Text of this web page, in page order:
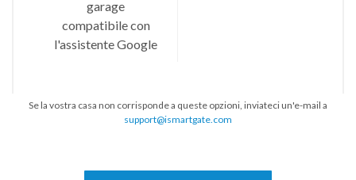
Se la vostra casa non corrisponde a queste opzioni, inviateci un'e-mail a
support@ismartgate.com